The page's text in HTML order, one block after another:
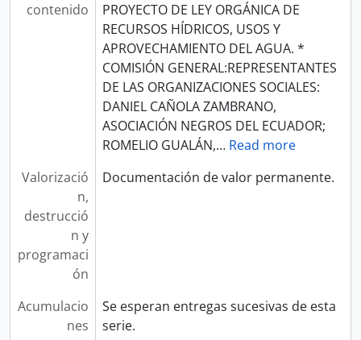
contenido
PROYECTO DE LEY ORGÁNICA DE
RECURSOS HÍDRICOS, USOS Y
APROVECHAMIENTO DEL AGUA. *
COMISIÓN GENERAL:REPRESENTANTES
DE LAS ORGANIZACIONES SOCIALES:
DANIEL CAÑOLA ZAMBRANO,
ASOCIACIÓN NEGROS DEL ECUADOR;
ROMELIO GUALÁN,… Read more
Valorizació
n,
destrucció
n y
programaci
ón
Documentación de valor permanente.
Acumulacio
nes
Se esperan entregas sucesivas de esta
serie.